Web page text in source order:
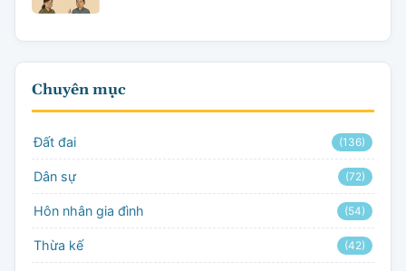
Chuyên mục
Đất đai (136)
Dân sự (72)
Hôn nhân gia đình (54)
Thừa kế (42)